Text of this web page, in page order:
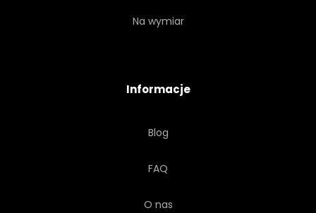
Na wymiar
Informacje
Blog
FAQ
O nas